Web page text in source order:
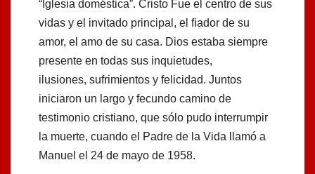
“Iglesia doméstica”. Cristo Fue el centro de sus
vidas y el invitado principal, el ﬁador de su
amor, el amo de su casa. Dios estaba siempre
presente en todas sus inquietudes,
ilusiones, sufrimientos y felicidad. Juntos
iniciaron un largo y fecundo camino de
testimonio cristiano, que sólo pudo interrumpir
la muerte, cuando el Padre de la Vida llamó a
Manuel el 24 de mayo de 1958.